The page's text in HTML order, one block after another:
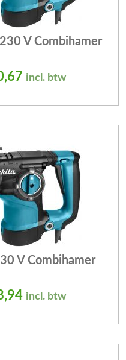
V Combihamer
prijs
Huidige prijs is:
incl. btw
V Combihamer
prijs
Huidige prijs is:
incl. btw